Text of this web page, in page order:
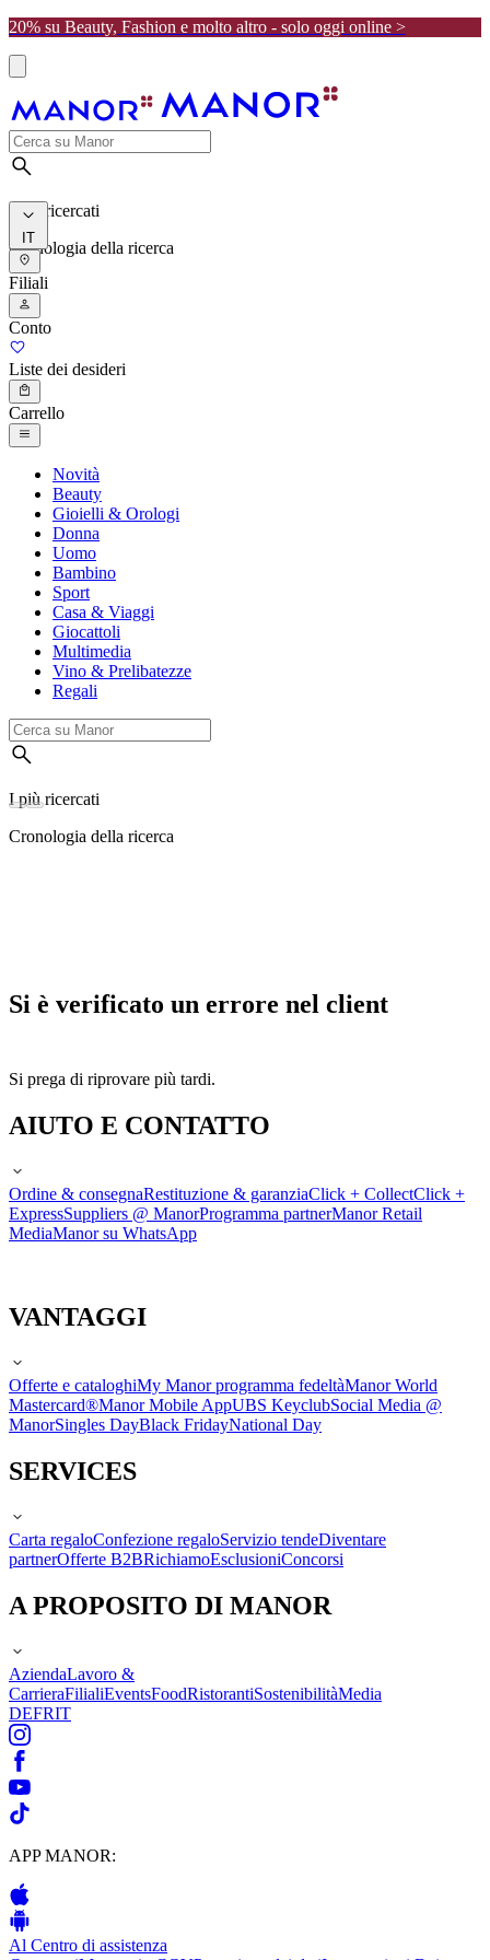
20% su Beauty, Fashion e molto altro - solo oggi online >
I più ricercati
Cronologia della ricerca
IT
Filiali
Conto
Liste dei desideri
Carrello
Novità
Beauty
Gioielli & Orologi
Donna
Uomo
Bambino
Sport
Casa & Viaggi
Giocattoli
Multimedia
Vino & Prelibatezze
Regali
I più ricercati
Cronologia della ricerca
Si è verificato un errore nel client
Si prega di riprovare più tardi.
AIUTO E CONTATTO
Ordine & consegnaRestituzione & garanziaClick + CollectClick +
ExpressSuppliers @ ManorProgramma partnerManor Retail
MediaManor su WhatsApp
VANTAGGI
Offerte e cataloghiMy Manor programma fedeltàManor World
Mastercard®Manor Mobile AppUBS KeyclubSocial Media @
ManorSingles DayBlack FridayNational Day
SERVICES
Carta regaloConfezione regaloServizio tendeDiventare
partnerOfferte B2BRichiamoEsclusioniConcorsi
A PROPOSITO DI MANOR
AziendaLavoro &
CarrieraFilialiEventsFoodRistorantiSostenibilitàMedia
DEFRIT
APP MANOR:
Al Centro di assistenza